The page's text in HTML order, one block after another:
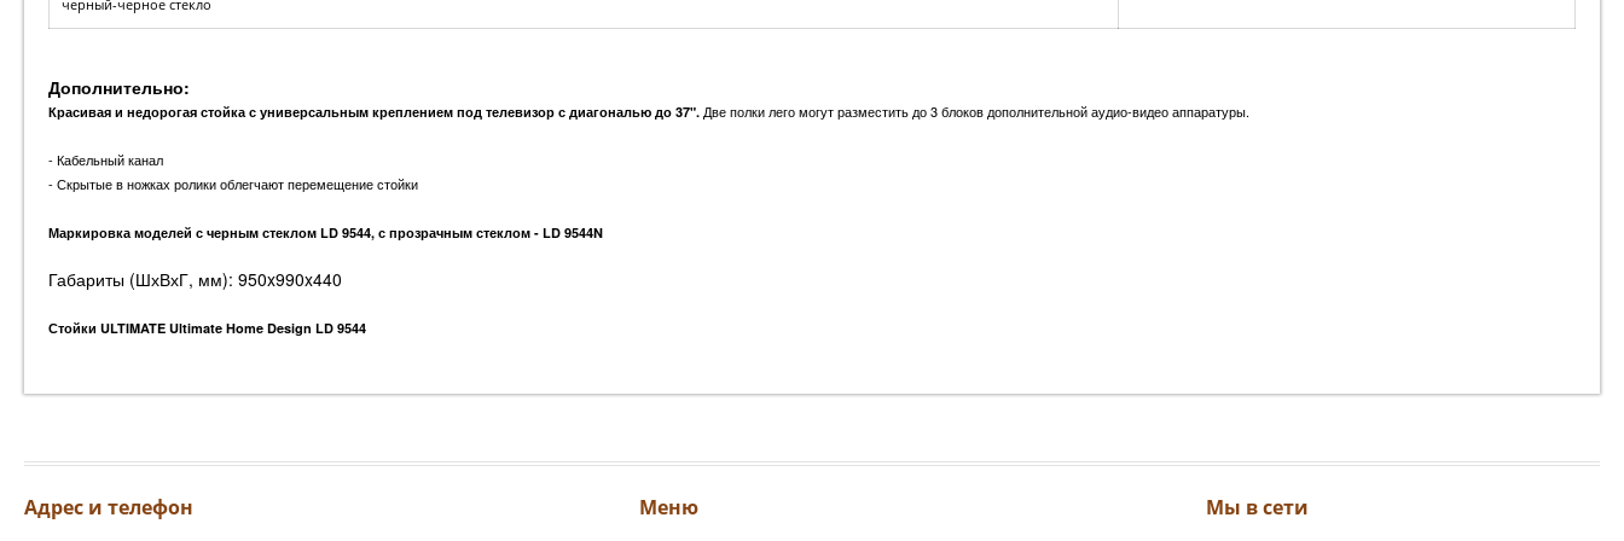
черный-черное стекло
Дополнительно:
Красивая и недорогая стойка с универсальным креплением под телевизор с диагональю до 37". Две полки лего могут разместить до 3 блоков дополнительной аудио-видео аппаратуры.
- Кабельный канал
- Скрытые в ножках ролики облегчают перемещение стойки
Маркировка моделей с черным стеклом LD 9544, с прозрачным стеклом - LD 9544N
Габариты (ШхВхГ, мм): 950x990x440
Стойки ULTIMATE Ultimate Home Design LD 9544
Адрес и телефон Мы в сети
Меню